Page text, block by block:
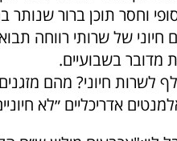
וחסר תוכן ברור
חיוני של שרותי רווחה
מדובר בשבועיים.
לשרות חיוני? מהם
אדריכליים ״לא